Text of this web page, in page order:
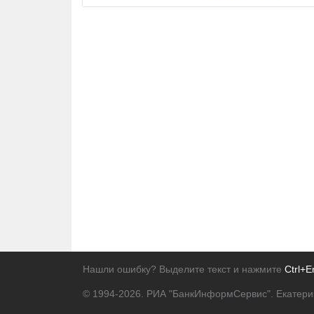
Нашли ошибку? Выделите текст и нажмите
© 1994-2026. РИА "БанкИнформСервис".